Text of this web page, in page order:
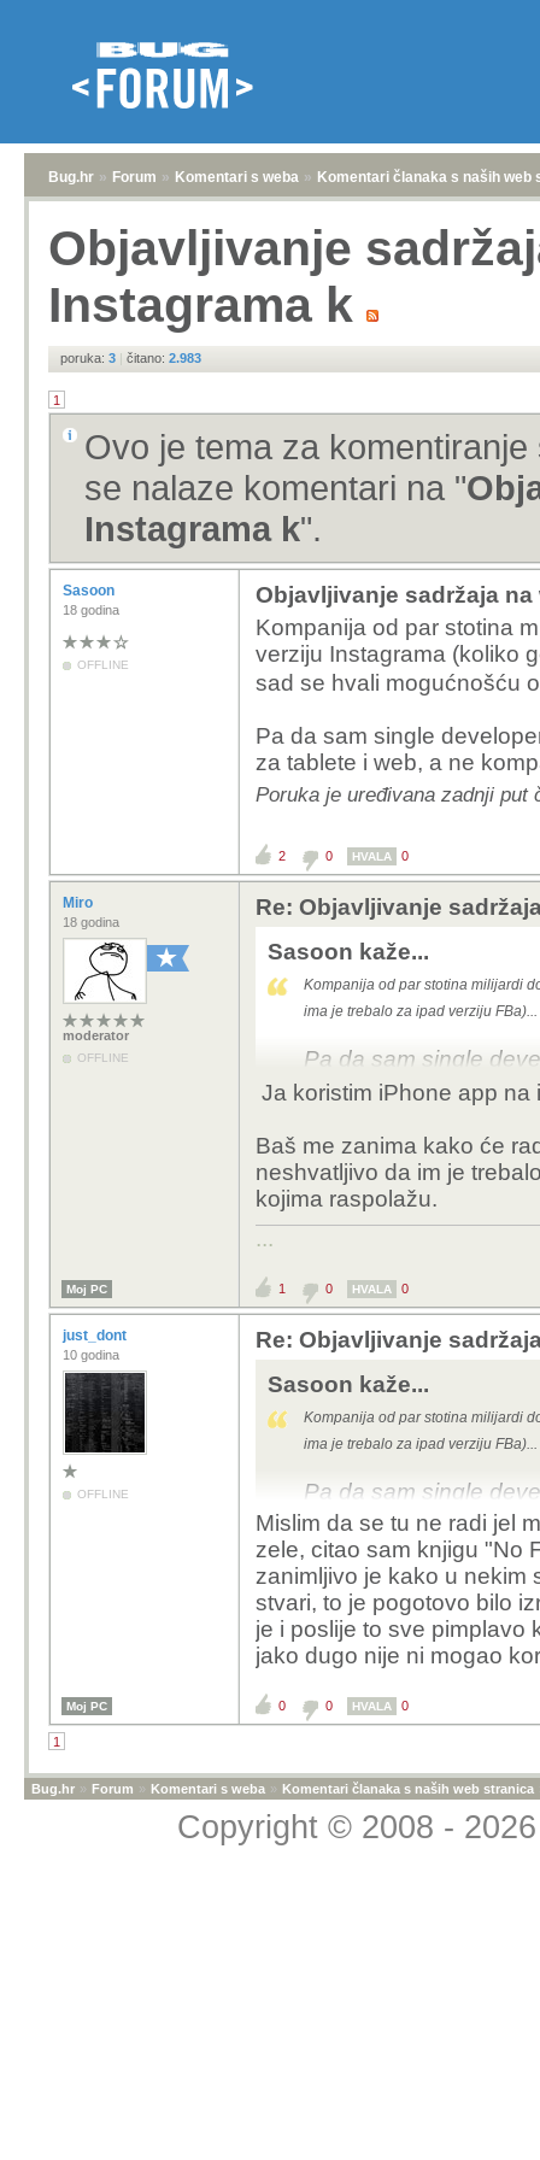
Bug.hr » Forum » Komentari s weba » Komentari članaka s naših web
Objavljivanje
Instagrama k
poruka: 3 | čitano: 2.983
1
Ovo je tema za
se nalaze komentari na "
Instagrama k".
Sasoon
18 godina
OFFLINE
Objavljivanje sadržaja
Kompanija od par stotina
verziju Instagrama (koliko
sad se hvali mogućnošću
Pa da sam single
za tablete i web, a ne
Poruka je uređivana zadnji put
2 0 HVALA 0
Miro
18 godina
moderator
OFFLINE
Re: Objavljivanje
Sasoon kaže...
Kompanija od par stotina milijardi
ima je trebalo za ipad verziju
Pa da sam single
verziju za tablete i
Ja koristim iPhone app
Baš me zanima kako će
neshvatljivo da im je
kojima raspolažu.
...
Moj PC 1 0 HVALA 0
just_dont
10 godina
OFFLINE
Re: Objavljivanje
Sasoon kaže...
Kompanija od par stotina milijardi
ima je trebalo za ipad verziju
Pa da sam single
verziju za tablete i
Mislim da se tu ne radi jel
zele, citao sam knjigu "No
zanimljivo je kako u nekim
stvari, to je pogotovo bilo
je i poslije to sve pimplavo
jako dugo nije ni mogao
Moj PC 0 0 HVALA 0
1
Bug.hr » Forum » Komentari s weba » Komentari članaka s naših web stranica
Copyright © 2008 -